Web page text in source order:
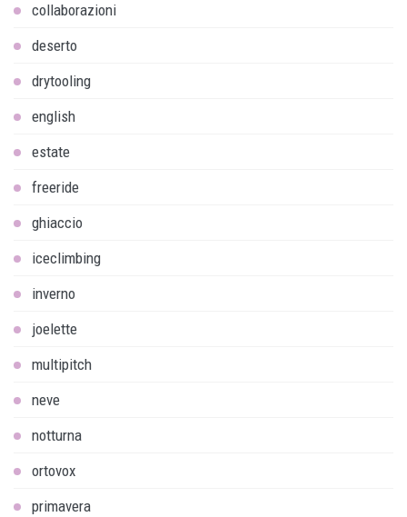
collaborazioni
deserto
drytooling
english
estate
freeride
ghiaccio
iceclimbing
inverno
joelette
multipitch
neve
notturna
ortovox
primavera